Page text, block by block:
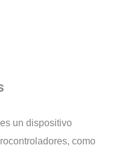
un dispositivo
como